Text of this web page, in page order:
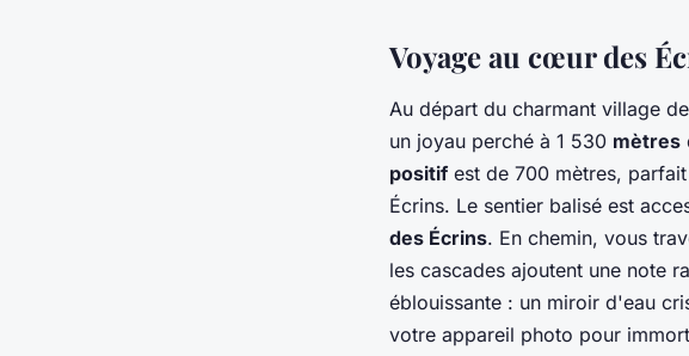
Voyage au cœur des
Au départ du charmant village de
un joyau perché à 1 530 mètres
positif est de 700 mètres,
Écrins. Le sentier balisé est
des Écrins. En chemin, vous
les cascades ajoutent une note
éblouissante : un miroir d'eau
votre appareil photo pour